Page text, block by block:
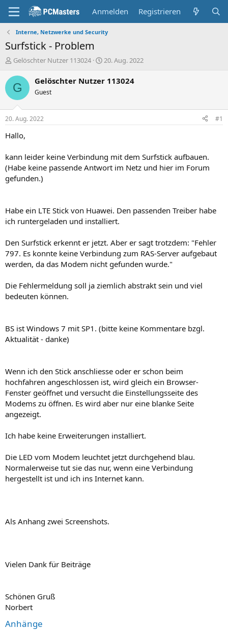
Anmelden Registrieren
Interne, Netzwerke und Security
Surfstick - Problem
E
s
t
e
r
Gelöschter Nutzer 113024
E
s
t
20. Aug. 2022
G Gelöschter Nutzer 113024
Guest
20. Aug. 2022 #1
Hallo,
kann leider keine Verbindung mit dem Surfstick aufbauen.
(Habe keine passende Antwort im Netz und hier im Forum
gefunden.)
Habe ein LTE Stick von Huawei. Den passenden Treiber habe
ich runtergeladen und installiert.
Den Surfstick erkennt er jetzt. Aber er sagt trotzdem: "Fehler
797. Es konnte keine Verbindung zum RAS-Server aufgebaut
werden, da das Modem nicht gefunden wurde."
Die Fehlermeldung soll ja ziemlich abstrakt sein und viel
bedeuten können.
BS ist Windows 7 mit SP1. (bitte keine Kommentare bzgl.
Aktualität - danke)
Wenn ich den Stick anschliesse oder er schon beim
hochfahren angeschlossen ist, wird gleich ein Browser-
Fenster geöffnet und versucht die Einstellungsseite des
Modems zu öffnen. Es wird aber nur eine blanke Seite
angezeigt.
Ich habe keine Erweiterungen installiert.
Die LED vom Modem leuchtet jetzt durchgehend blau.
Normalerweise tut sie das nur, wenn eine Verbindung
hergestellt ist und ich ins Internet kann.
Als Anhang zwei Screenshots.
Vielen Dank für Beiträge
Schönen Gruß
Norbert
Anhänge